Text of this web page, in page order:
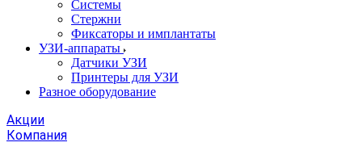
Системы
Стержни
Фиксаторы и имплантаты
УЗИ-аппараты
Датчики УЗИ
Принтеры для УЗИ
Разное оборудование
Акции
Компания